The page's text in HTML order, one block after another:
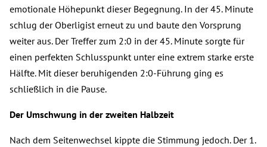
emotionale Höhepunkt dieser Begegnung. In der 45. Minute
schlug der Oberligist erneut zu und baute den Vorsprung
weiter aus. Der Treffer zum 2:0 in der 45. Minute sorgte für
einen perfekten Schlusspunkt unter eine extrem starke erste
Hälfte. Mit dieser beruhigenden 2:0-Führung ging es
schließlich in die Pause.
Der Umschwung in der zweiten Halbzeit
Nach dem Seitenwechsel kippte die Stimmung jedoch. Der 1.